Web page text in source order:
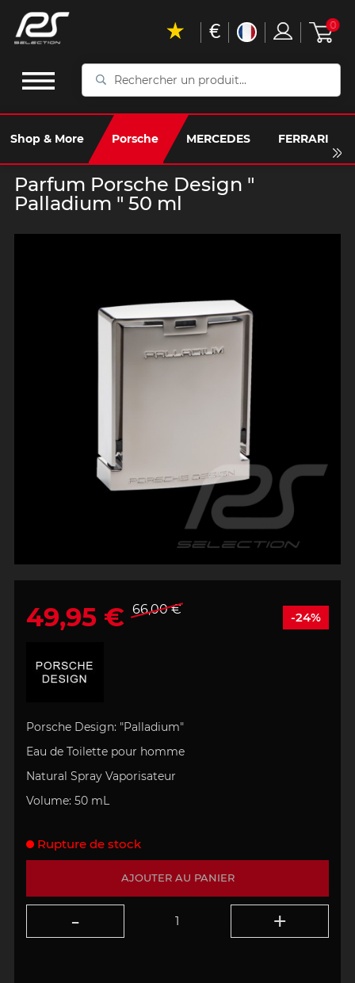
Rechercher
produit...
Shop & More Porsche MERCEDES FERRARI
€ 0
Parfum Porsche Design "
Palladium " 50 ml
49,95 € 66,00 € -24%
Porsche Design: "Palladium"
Eau de Toilette pour homme
Natural Spray Vaporisateur
Volume: 50 mL
AJOUTER AU PANIER
Rupture de stock